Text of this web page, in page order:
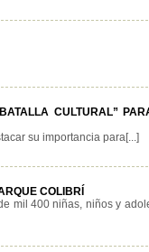
CULTURAL”
su importancia para[...]
COLIBRÍ
mil 400 niñas, niños y